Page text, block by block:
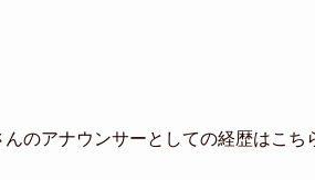
んのアナウンサーとしての経歴はこち